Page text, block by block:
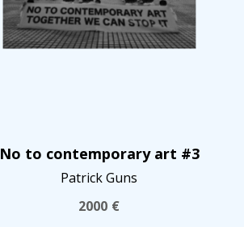
No to contemporary art #3
Patrick Guns
2000 €